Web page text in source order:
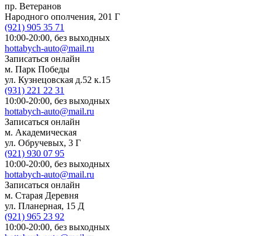
пр. Ветеранов
Народного ополчения, 201 Г
(921) 905 35 71
10:00-20:00, без выходных
hottabych-auto@mail.ru
Записаться онлайн
м. Парк Победы
ул. Кузнецовская д.52 к.15
(931) 221 22 31
10:00-20:00, без выходных
hottabych-auto@mail.ru
Записаться онлайн
м. Академическая
ул. Обручевых, 3 Г
(921) 930 07 95
10:00-20:00, без выходных
hottabych-auto@mail.ru
Записаться онлайн
м. Старая Деревня
ул. Планерная, 15 Д
(921) 965 23 92
10:00-20:00, без выходных